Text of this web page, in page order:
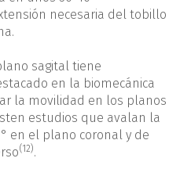
necesaria del tobillo
sagital tiene
en la biomecánica
la movilidad en los planos
estudios que avalan la
en el plano coronal y de
(12).